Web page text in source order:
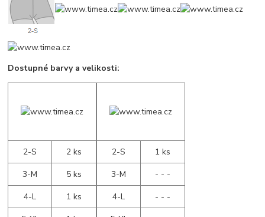
Dostupné barvy a velikosti:
2-S
2 ks
3-M
5 ks
4-L
1 ks
2-S
1 ks
3-M
- - -
4-L
- - -